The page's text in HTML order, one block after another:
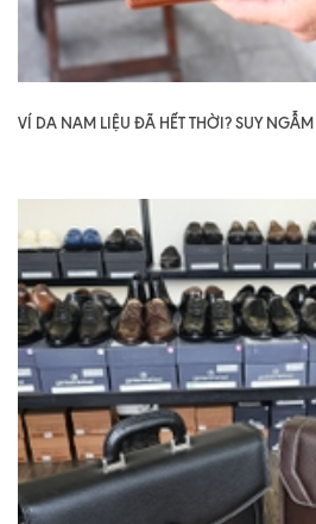
VÍ DA NAM LIỆU ĐÃ HẾT THỜI? SUY